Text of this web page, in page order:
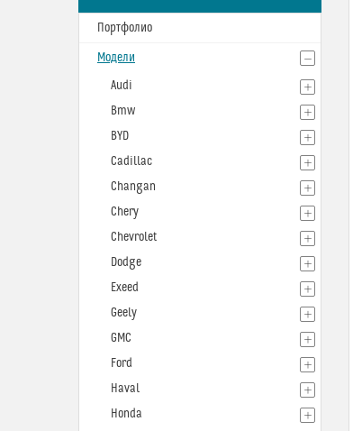
Портфолио
Модели
Audi
Bmw
BYD
Cadillac
Changan
Chery
Chevrolet
Dodge
Exeed
Geely
GMC
Ford
Haval
Honda